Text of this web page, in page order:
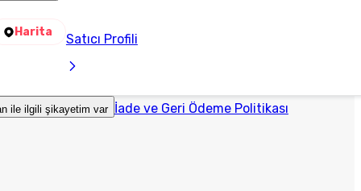
Harita Satıcı Profili
ile ilgili şikayetim var İade ve Geri Ödeme Politikası